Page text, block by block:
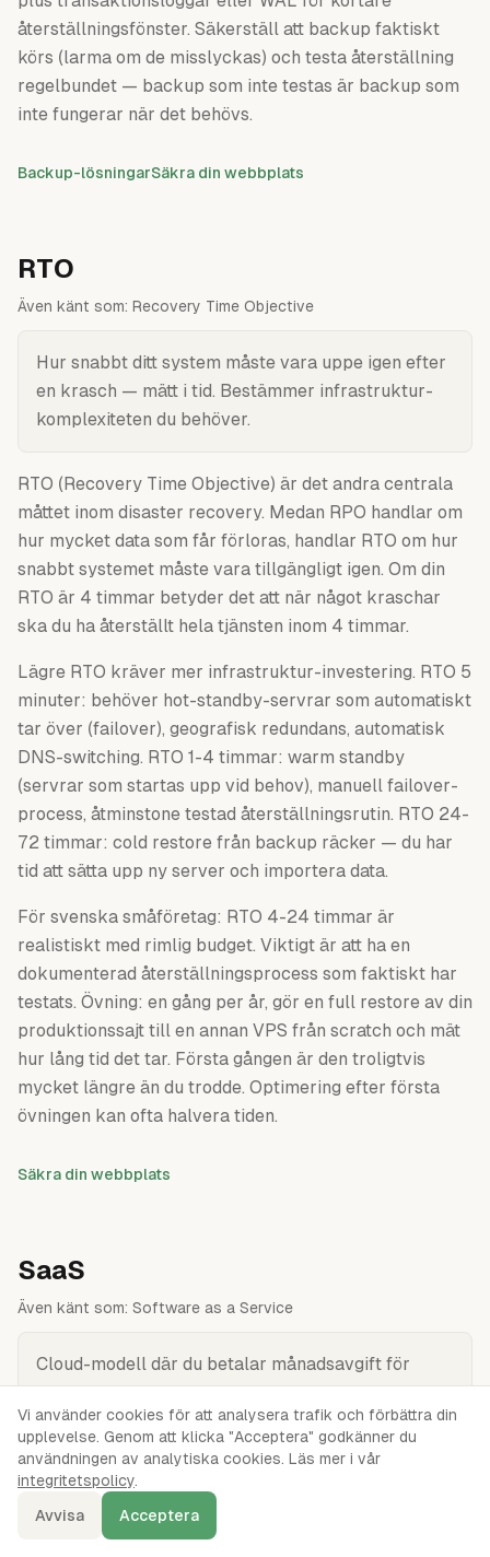
återställningsfönster. Säkerställ att backup faktiskt
körs (larma om de misslyckas) och testa återställning
regelbundet — backup som inte testas är backup som
inte fungerar när det behövs.
Backup-lösningarSäkra din webbplats
RTO
Även känt som: Recovery Time Objective
Hur snabbt ditt system måste vara uppe igen efter
en krasch — mätt i tid. Bestämmer infrastruktur-
komplexiteten du behöver.
RTO (Recovery Time Objective) är det andra centrala
måttet inom disaster recovery. Medan RPO handlar om
hur mycket data som får förloras, handlar RTO om hur
snabbt systemet måste vara tillgängligt igen. Om din
RTO är 4 timmar betyder det att när något kraschar
ska du ha återställt hela tjänsten inom 4 timmar.
Lägre RTO kräver mer infrastruktur-investering. RTO 5
minuter: behöver hot-standby-servrar som automatiskt
tar över (failover), geografisk redundans, automatisk
DNS-switching. RTO 1-4 timmar: warm standby
(servrar som startas upp vid behov), manuell failover-
process, åtminstone testad återställningsrutin. RTO 24-
72 timmar: cold restore från backup räcker — du har
tid att sätta upp ny server och importera data.
För svenska småföretag: RTO 4-24 timmar är
realistiskt med rimlig budget. Viktigt är att ha en
dokumenterad återställningsprocess som faktiskt har
testats. Övning: en gång per år, gör en full restore av din
produktionssajt till en annan VPS från scratch och mät
hur lång tid det tar. Första gången är den troligtvis
mycket längre än du trodde. Optimering efter första
övningen kan ofta halvera tiden.
Säkra din webbplats
SaaS
Även känt som: Software as a Service
Cloud-modell där du betalar månadsavgift för
färdig mjukvara i webbläsaren. Ingen installation,
inga uppdateringar — bara logga in och använd.
SaaS (Software as a Service) är den högsta
abstraktionsnivån av molntjänster — du använder en
färdig webbapplikation via webbläsaren mot en
Vi använder cookies för att analysera trafik och förbättra din
upplevelse. Genom att klicka "Acceptera" godkänner du
användningen av analytiska cookies. Läs mer i vår
integritetspolicy.
Avvisa
Acceptera